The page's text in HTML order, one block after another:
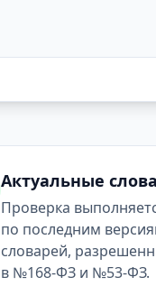
Актуальные
Проверка
по последним
словарей,
в №168-ФЗ и №53-ФЗ.